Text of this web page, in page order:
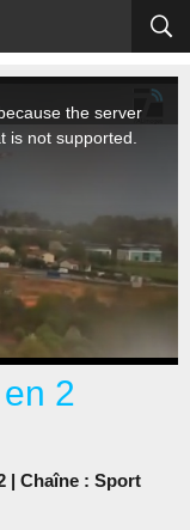
2
| Chaîne : Sport